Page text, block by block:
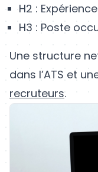
H2 :
H3 : Poste
Une structure
dans l’ATS et
recruteurs.